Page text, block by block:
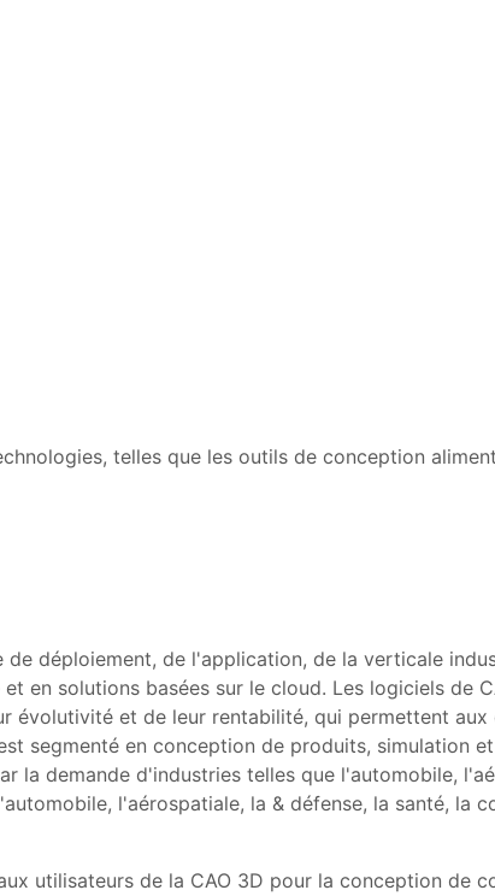
telles que les outils de conception
déploiement, de l'application, de la verticale
en solutions basées sur le cloud. Les logiciels de
évolutivité et de leur rentabilité, qui permettent
segmenté en conception de produits, simulation
la demande d'industries telles que l'automobile,
l'aérospatiale, la & défense, la santé, la
utilisateurs de la CAO 3D pour la conception de